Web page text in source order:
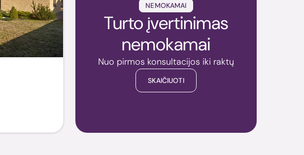
NEMOKAMAI
Turto įvertinimas
nemokamai
Nuo pirmos konsultacijos iki raktų
SKAIČIUOTI